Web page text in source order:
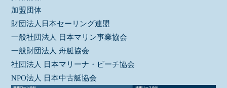
加盟団体
財団法人日本セーリング連盟
一般社団法人 日本マリン事業協会
一般財団法人 舟艇協会
社団法人 日本マリーナ・ビーチ協会
NPO法人 日本中古艇協会